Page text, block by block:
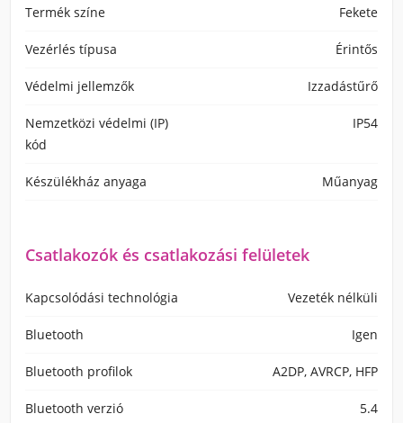
Termék színe Fekete
Vezérlés típusa Érintős
Védelmi jellemzők Izzadástűrő
Nemzetközi védelmi (IP)
kód
IP54
Készülékház anyaga Műanyag
Csatlakozók és csatlakozási felületek
Kapcsolódási technológia Vezeték nélküli
Bluetooth Igen
Bluetooth profilok A2DP, AVRCP, HFP
Bluetooth verzió 5.4